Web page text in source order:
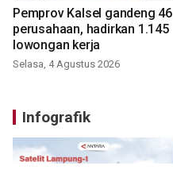
Pemprov Kalsel gandeng 46
perusahaan, hadirkan 1.145
lowongan kerja
Selasa, 4 Agustus 2026
Infografik